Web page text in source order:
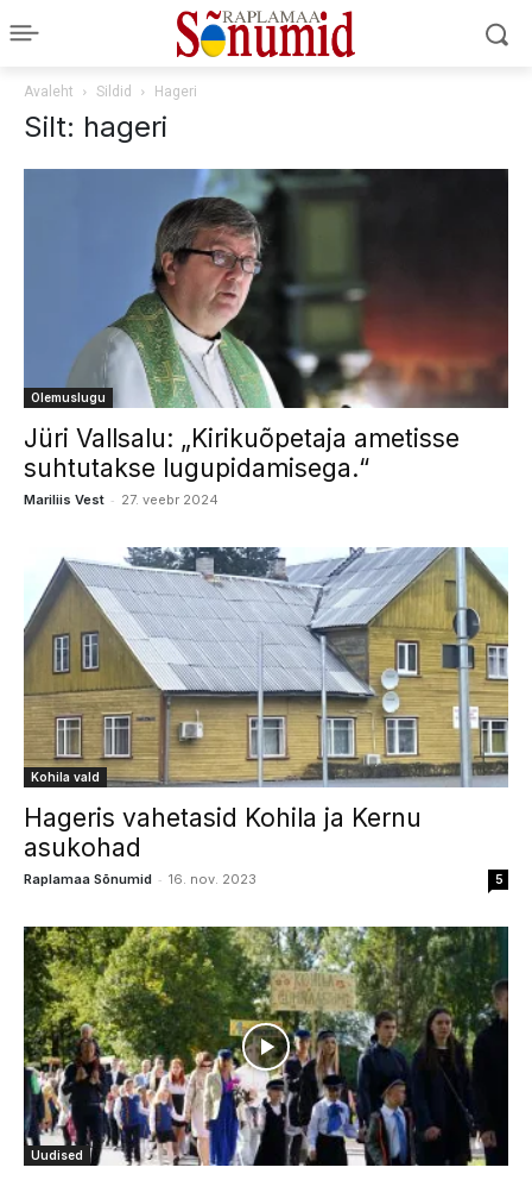
Avaleht Sildid Hageri
Silt: hageri
Olemuslugu
Jüri Vallsalu: „Kirikuõpetaja ametisse
suhtutakse lugupidamisega.“
Mariliis Vest - 27. veebr 2024
Kohila vald
Hageris vahetasid Kohila ja Kernu
asukohad
Raplamaa Sõnumid - 16. nov. 2023 5
Uudised